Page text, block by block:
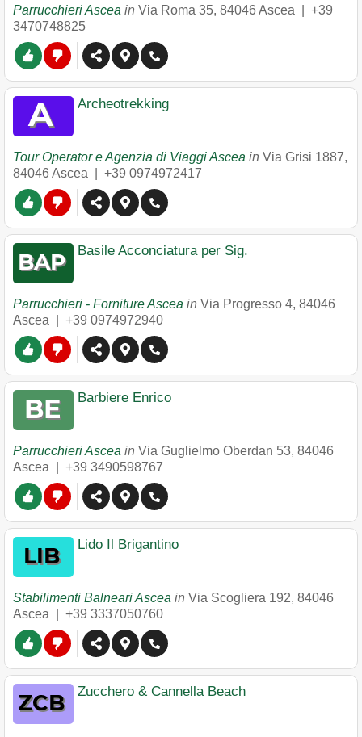
Parrucchieri Ascea in Via Roma 35, 84046 Ascea
+39
3470748825
Archeotrekking
Tour Operator e Agenzia di Viaggi Ascea in Via Grisi 1887,
84046 Ascea +39 0974972417
Basile Acconciatura per Sig.
Parrucchieri - Forniture Ascea in Via Progresso 4, 84046
Ascea
+39 0974972940
Barbiere Enrico
Parrucchieri Ascea in Via Guglielmo Oberdan 53, 84046
Ascea
+39 3490598767
Lido Il Brigantino
Stabilimenti Balneari Ascea in Via Scogliera 192, 84046
Ascea
+39 3337050760
Zucchero & Cannella Beach